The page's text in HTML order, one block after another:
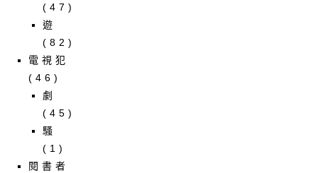
(47)
遊
(82)
電視犯
(46)
劇
(45)
騷
(1)
閱書者